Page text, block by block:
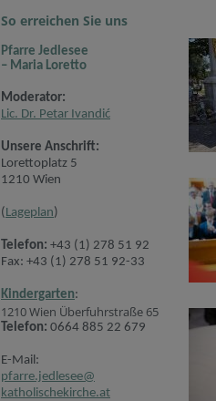
So erreichen Sie uns
Pfarre Jedlesee
– Maria Loretto
Moderator:
Lic. Dr. Petar Ivandić
Unsere Anschrift:
Lorettoplatz 5
1210 Wien
(Lageplan)
Telefon: +43 (1) 278 51 92
Fax: +43 (1) 278 51 92-33
Kindergarten:
1210 Wien Überfuhrstraße 65
Telefon: 0664 885 22 679
E-Mail:
pfarre.jedlesee@
katholischekirche.at